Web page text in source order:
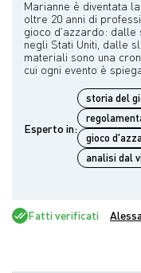
Marianne è diventata
oltre 20 anni di
gioco d'azzardo: dalle
negli Stati Uniti, dalle
materiali sono una
Esperto in:
storia del
gioco
analisi dal
Fatti verificati